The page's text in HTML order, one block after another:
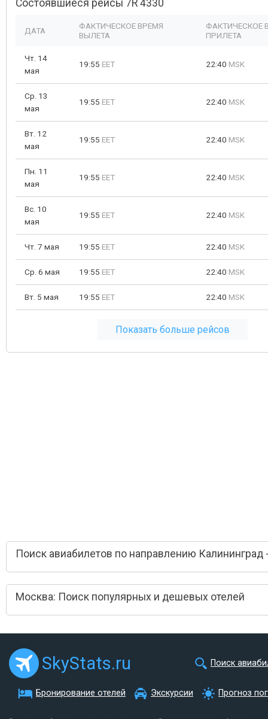
Состоявшиеся рейсы 7R 4330
ДАТА
ФАКТИЧЕСКОЕ ВРЕМЯ
ВЫЛЕТА
ФАКТИЧЕСКОЕ
ПРИЛЕТА
Чт. 14
мая
19:55 EET 22:40 MSK
Ср. 13
мая
19:55 EET 22:40 MSK
Вт. 12
мая
19:55 EET 22:40 MSK
Пн. 11
мая
19:55 EET 22:40 MSK
Вс. 10
мая
19:55 EET 22:40 MSK
Чт. 7 мая 19:55 EET 22:40 MSK
Ср. 6 мая 19:55 EET 22:40 MSK
Вт. 5 мая 19:55 EET 22:40 MSK
Показать больше рейсов
Поиск авиабилетов по направлению Калининград
Москва: Поиск популярных и дешевых отелей
SkyStats.ru Поиск
Бронирование отелей Экскурсии Прогноз